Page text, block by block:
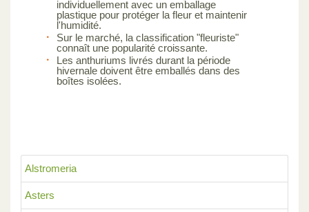
Alstromeria
Asters
individuellement avec un emballage
plastique pour protéger la fleur et maintenir
l'humidité.
Sur le marché, la classification "fleuriste"
connaît une popularité croissante.
Les anthuriums livrés durant la période
hivernale doivent être emballés dans des
boîtes isolées.